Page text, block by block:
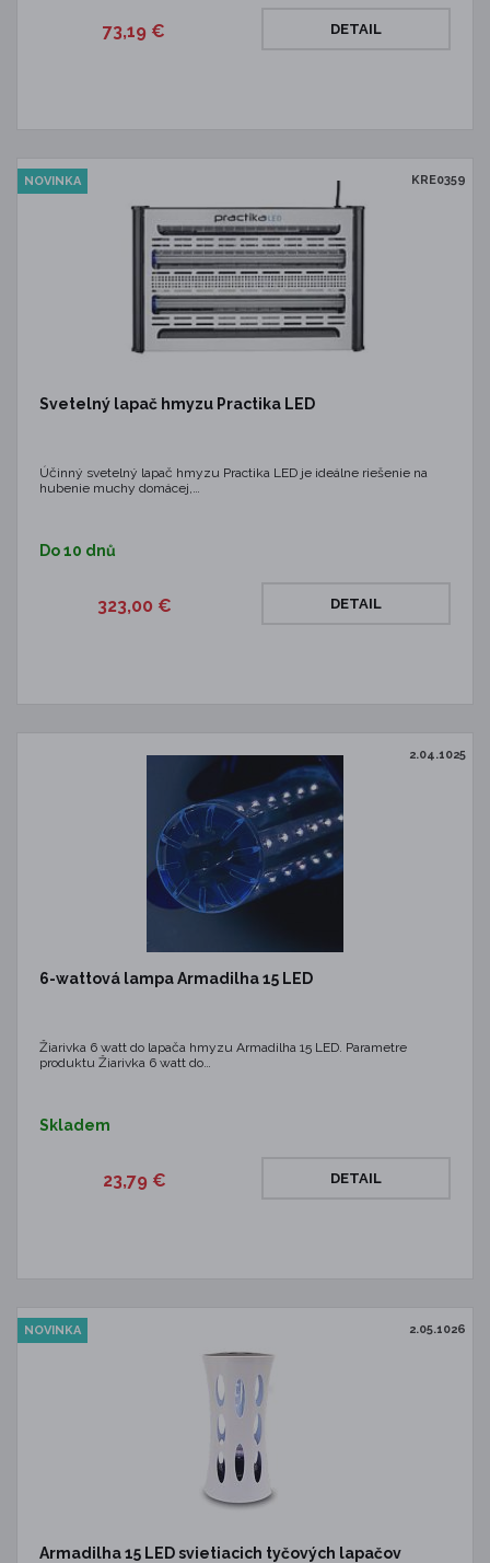
73,19 € DETAIL
KRE0359
NOVINKA
Svetelný lapač hmyzu Practika LED
Účinný svetelný lapač hmyzu Practika LED je ideálne riešenie na
hubenie muchy domácej,…
Do 10 dnů
323,00 € DETAIL
2.04.1025
6-wattová lampa Armadilha 15 LED
Žiarivka 6 watt do lapača hmyzu Armadilha 15 LED. Parametre
produktu Žiarivka 6 watt do…
Skladem
23,79 € DETAIL
2.05.1026
NOVINKA
Armadilha 15 LED svietiacich tyčových lapačov